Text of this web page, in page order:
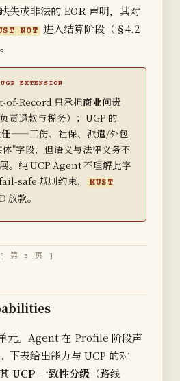
失或非法的 EOR 声明，其对
NOT
进入结算阶段（§4.2
of-Record 只承担商业问责
责退款与税务）；UGP 的
——工伤、社保、派遣/外包
"字段，但语义与法律义务不
。纯 UCP Agent 不理解此字
safe 规则约束，
MUST
放款。
[ 第 3 页 ]
元。Agent 在 Profile 阶段声
下表给出能力与 UCP 的对
UCP 一致性分级 （路线